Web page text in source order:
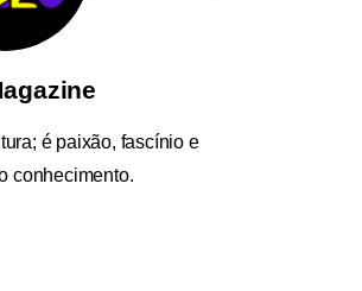
é paixão, fascínio e
conhecimento.